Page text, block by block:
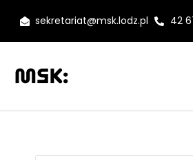
sekretariat@msk.lodz.pl 42